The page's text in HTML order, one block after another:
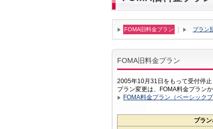
FOMA旧料金プラン プラン
FOMA旧料金プラン
2005年10月31日をもって受付停止
プラン変更は、FOMA料金プラン
FOMA料金プラン（ベーシック
プラン